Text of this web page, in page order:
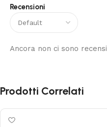
Recensioni
Ancora non ci sono
Prodotti Correlati